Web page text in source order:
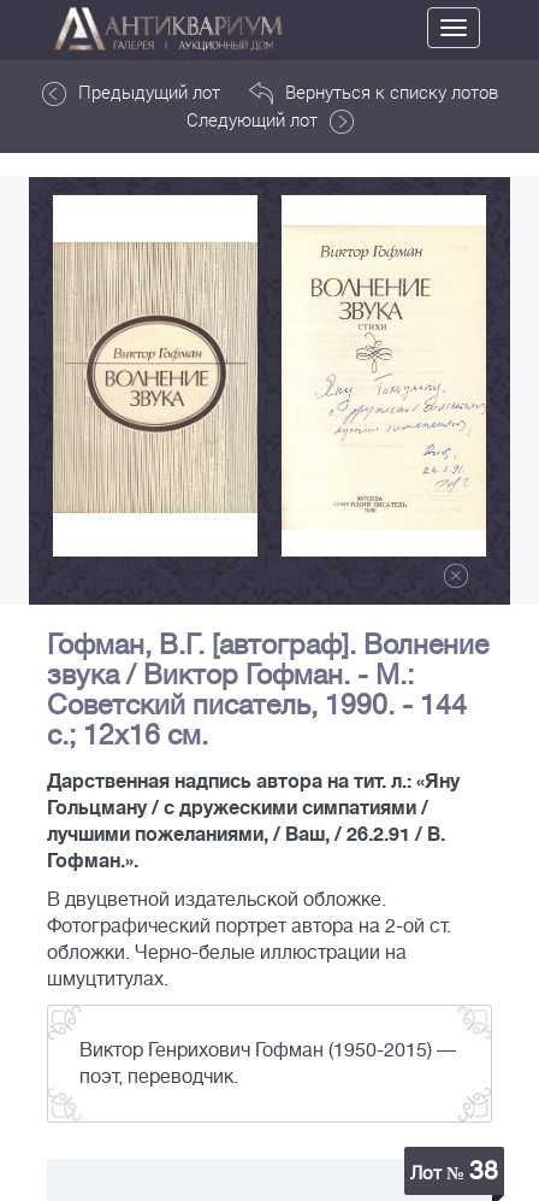
Toggle
navigation
Предыдущий лот
Вернуться к списку лотов
Следующий лот
Гофман, В.Г. [автограф]. Волнение
звука / Виктор Гофман. - М.:
Советский писатель, 1990. - 144
с.; 12х16 см.
Дарственная надпись автора на тит. л.: «Яну
Гольцману / с дружескими симпатиями /
лучшими пожеланиями, / Ваш, / 26.2.91 / В.
Гофман.».
В двуцветной издательской обложке.
Фотографический портрет автора на 2-ой ст.
обложки. Черно-белые иллюстрации на
шмуцтитулах.
Виктор Генрихович Гофман (1950-2015) —
поэт, переводчик.
Лот № 38